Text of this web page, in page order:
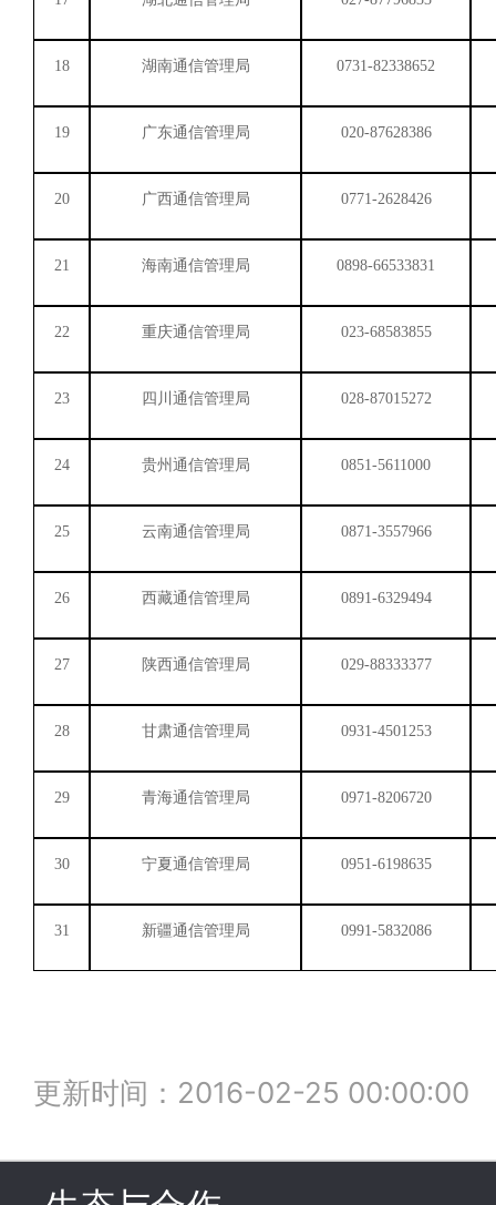
18 湖南通信管理局 0731-82338652
19 广东通信管理局 020-87628386
20 广西通信管理局 0771-2628426
21 海南通信管理局 0898-66533831
22 重庆通信管理局 023-68583855
23 四川通信管理局 028-87015272
24 贵州通信管理局 0851-5611000
25 云南通信管理局 0871-3557966
26 西藏通信管理局 0891-6329494
27 陕西通信管理局 029-88333377
28 甘肃通信管理局 0931-4501253
29 青海通信管理局 0971-8206720
30 宁夏通信管理局 0951-6198635
31 新疆通信管理局 0991-5832086
更新时间：2016-02-25 00:00:00